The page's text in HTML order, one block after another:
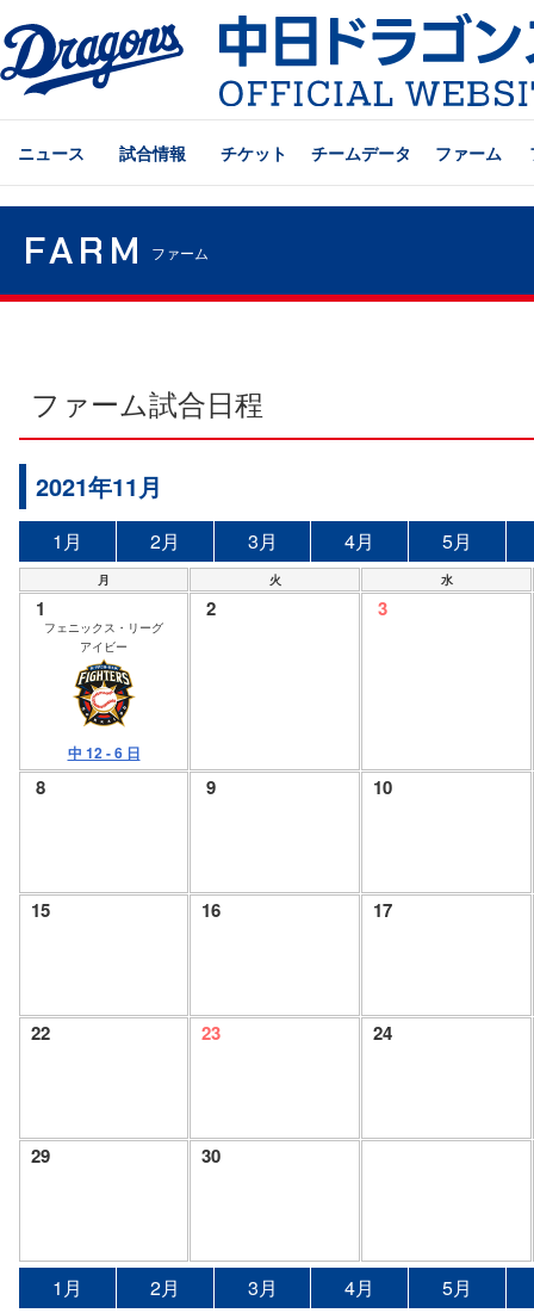
ニュース 試合情報 チケット チームデータ ファーム
FARM ファーム
ファーム試合日程
2021年11月
1月 2月 3月 4月 5月
月 火 水
1
フェニックス・リーグ
アイビー
中 12 - 6 日
2 3
8 9 10
15 16 17
22 23 24
29 30
1月 2月 3月 4月 5月